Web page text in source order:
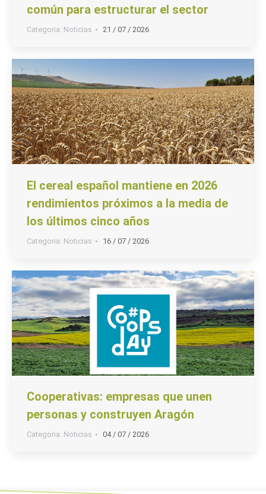
común para estructurar el sector
Categoria: Noticias 21 / 07 / 2026
El cereal español mantiene en 2026
rendimientos próximos a la media de
los últimos cinco años
Categoria: Noticias 16 / 07 / 2026
Cooperativas: empresas que unen
personas y construyen Aragón
Categoria: Noticias 04 / 07 / 2026